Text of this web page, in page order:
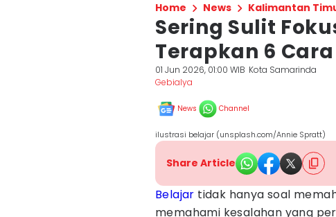
Home News Kalimantan
Sering Sulit
Terapkan 6
01 Jun 2026, 01:00 WIB Kota Samarinda
Gebialya
News Channel
ilustrasi belajar (unsplash.com/Annie Spratt)
Share Article
Belajar tidak hanya soal
memahami kesalahan yang